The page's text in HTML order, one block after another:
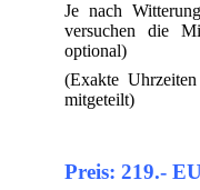
Je nach
versuchen die
optional)
(Exakte
mitgeteilt)
Preis: 219.-